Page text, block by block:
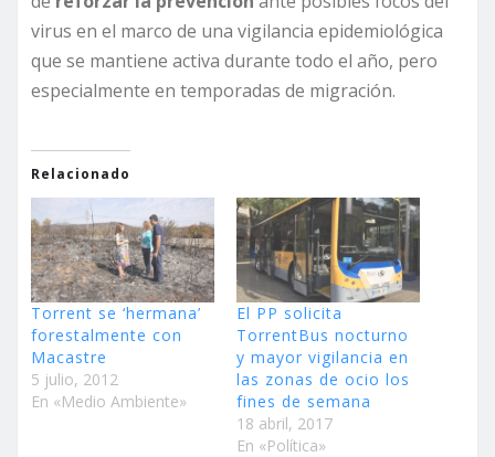
virus en el marco de una vigilancia epidemiológica
que se mantiene activa durante todo el año, pero
especialmente en temporadas de migración.
Relacionado
Torrent se ‘hermana’
forestalmente con
Macastre
5 julio, 2012
En «Medio Ambiente»
El PP solicita
TorrentBus nocturno
y mayor vigilancia en
las zonas de ocio los
fines de semana
18 abril, 2017
En «Política»